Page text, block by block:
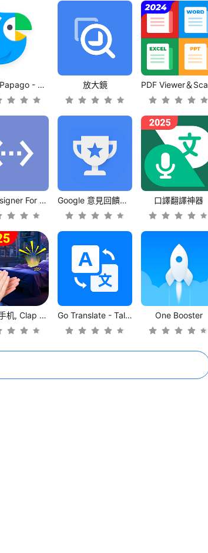
Naver Papago - AI Translator 放大鏡
Bot Designer For Discord Google 意見回饋獎勵 口譯翻譯神器
拍手找手机, Clap To Find Phone Go Translate - Talk to World One Booster